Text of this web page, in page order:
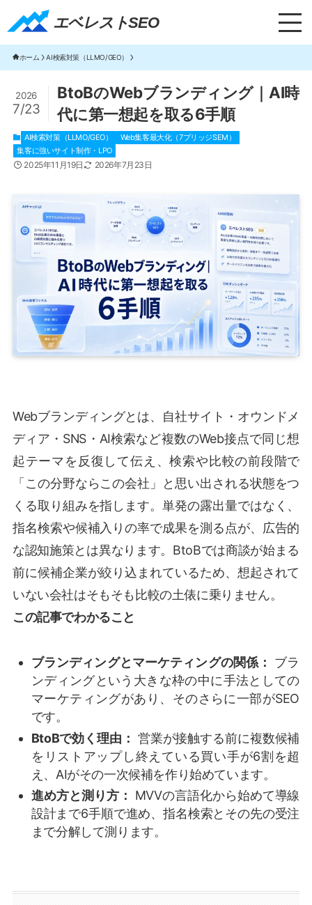
エベレストSEO
エベレストSEO｜TOP
ホーム AI検索対策（LLMO/GEO）
BtoBのWebブランディング｜AI時
代に第一想起を取る6手順
2026
7/23
AI検索対策（LLMO/GEO）
Web集客最大化（7ブリッジSEM）
集客に強いサイト制作・LPO
2025年11月19日 2026年7月23日
Webブランディングとは、自社サイト・オウンドメ
ディア・SNS・AI検索など複数のWeb接点で同じ想
起テーマを反復して伝え、検索や比較の前段階で
「この分野ならこの会社」と思い出される状態をつ
くる取り組みを指します。単発の露出量ではなく、
指名検索や候補入りの率で成果を測る点が、広告的
な認知施策とは異なります。BtoBでは商談が始まる
前に候補企業が絞り込まれているため、想起されて
いない会社はそもそも比較の土俵に乗りません。
この記事でわかること
ブランディングとマーケティングの関係：
ブラ
ンディングという大きな枠の中に手法としての
マーケティングがあり、そのさらに一部がSEO
です。
BtoBで効く理由： 営業が接触する前に複数候補
をリストアップし終えている買い手が6割を超
え、AIがその一次候補を作り始めています。
進め方と測り方：
MVVの言語化から始めて導線
設計まで6手順で進め、指名検索とその先の受注
まで分解して測ります。